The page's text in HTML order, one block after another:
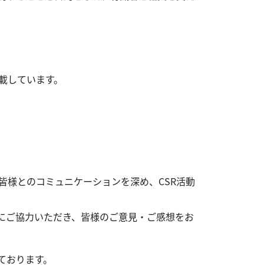
ています。
とのコミュニケーションを深め、CSR活動
協力いただき、皆様のご意見・ご感想をお
ります。